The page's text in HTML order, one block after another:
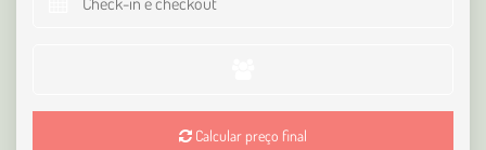
Calcular preço final